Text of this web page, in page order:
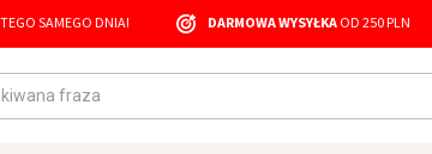
SAMEGO DNIA! DARMOWA WYSYŁKA OD 250 PLN